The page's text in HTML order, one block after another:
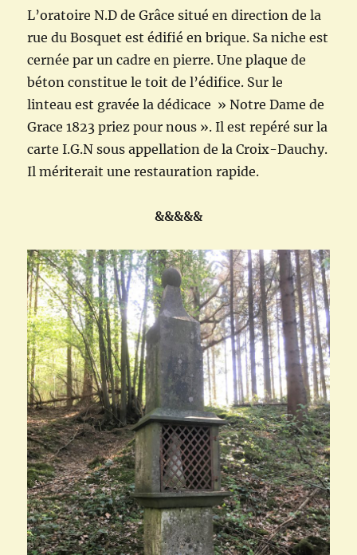
L’oratoire N.D de Grâce situé en direction de la
rue du Bosquet est édifié en brique. Sa niche est
cernée par un cadre en pierre. Une plaque de
béton constitue le toit de l’édifice. Sur le
linteau est gravée la dédicace » Notre Dame de
Grace 1823 priez pour nous ». Il est repéré sur la
carte I.G.N sous appellation de la Croix-Dauchy.
Il mériterait une restauration rapide.
&&&&&